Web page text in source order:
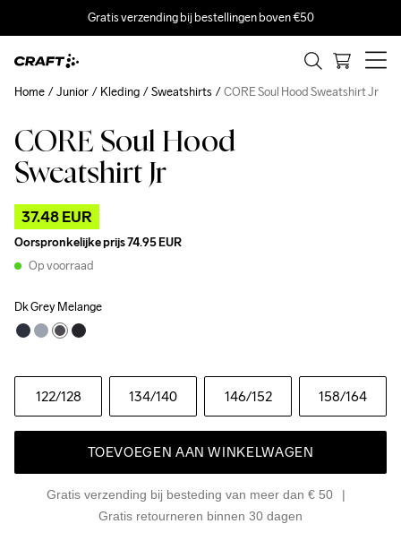
Gratis verzending bij bestellingen boven €50
CORE Soul Hood
Sweatshirt Jr
37.48 EUR
Oorspronkelijke prijs74.95 EUR
Op voorraad
Dk Grey Melange
122/128 134/140 146/152 158/164
TOEVOEGEN AAN WINKELWAGEN
Gratis verzending bij besteding van meer dan € 50
Gratis retourneren binnen 30 dagen
Home Junior Kleding Sweatshirts CORE Soul Hood Sweatshirt Jr
Outlet